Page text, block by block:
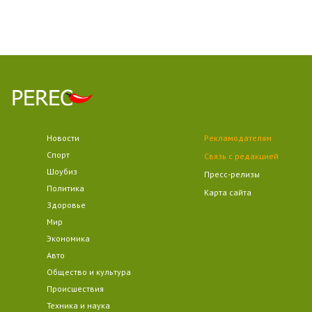
Новости
Спорт
Шоубиз
Политика
Здоровье
Мир
Экономика
Авто
Общество и культура
Происшествия
Техника и наука
Рекламодателям
Связь с редакцией
Пресс-релизы
Карта сайта